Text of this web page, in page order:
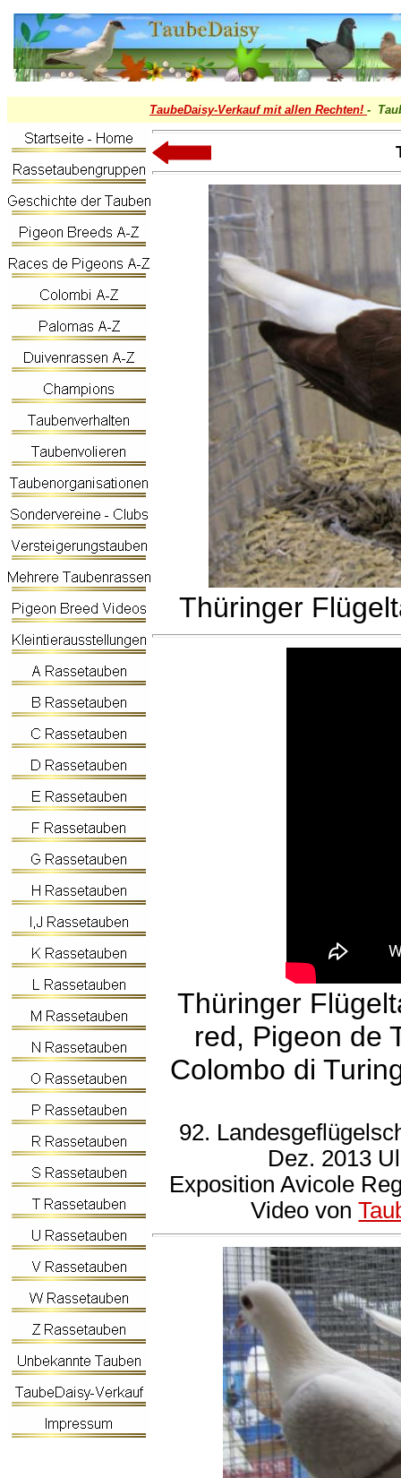
TaubeDaisy-Verkauf mit allen Rechten! -
Thüringer
Thüringer
red, Pigeon de
Colombo di
92.
Dez. 2013
Exposition Avicole
Video von